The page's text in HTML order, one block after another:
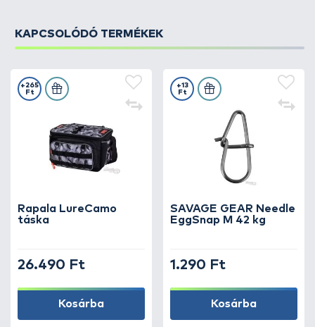
KAPCSOLÓDÓ TERMÉKEK
Rapala LureCamo
táska
+265
Ft
26.490 Ft
Kosárba
SAVAGE GEAR Needle
EggSnap M 42 kg
+13
Ft
1.290 Ft
Kosárba